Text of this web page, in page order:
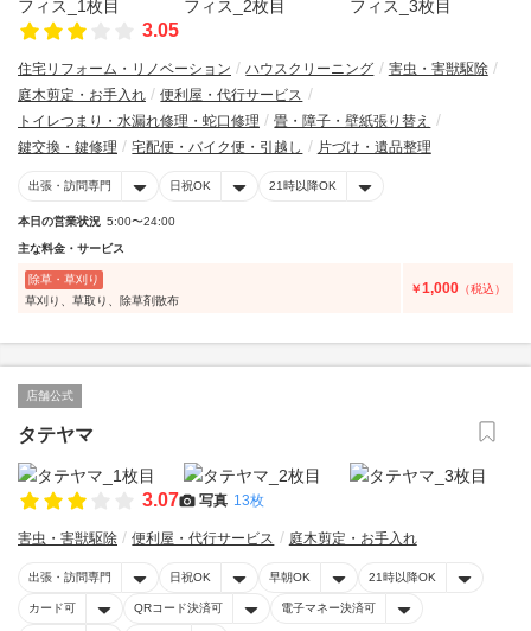
3.05
住宅リフォーム・リノベーション ハウスクリーニング
害虫・害獣駆除
庭木剪定・お手入れ
便利屋・代行サービス
トイレつまり・水漏れ修理・蛇口修理
畳・障子・壁紙張り替え
鍵交換・鍵修理
宅配便・バイク便・引越し 片づけ・遺品整理
出張・訪問専門 日祝OK 21時以降OK
本日の営業状況 5:00〜24:00
主な料金・サービス
除草・草刈り
草刈り、草取り、除草剤散布
￥1,000 （税込）
店舗公式
タテヤマ
3.07 写真 13枚
害虫・害獣駆除 便利屋・代行サービス 庭木剪定・お手入れ
出張・訪問専門 日祝OK 早朝OK 21時以降OK
カード可 QRコード決済可 電子マネー決済可